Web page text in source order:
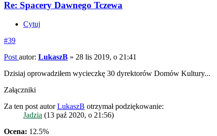
Re: Spacery Dawnego Tczewa
Cytuj
#39
Post autor: LukaszB » 28 lis 2019, o 21:41
Dzisiaj oprowadziłem wycieczkę 30 dyrektorów Domów Kultury...
Załączniki
Za ten post autorLukaszB otrzymał podziękowanie:
Jadzia (13 paź 2020, o 21:56)
Ocena: 12.5%